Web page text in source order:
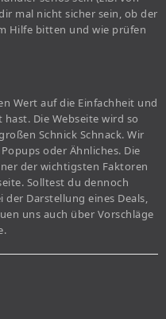
mal nicht sicher sein, ob der
Hilfe bitten und wie prüfen
Wert auf die Einfachheit und
Die Webseite wird so
Schnick Schnack. Wir
oder Ähnliches. Die
der wichtigsten Faktoren
Solltest du dennoch
der Darstellung eines Deals,
uns auch über Vorschläge